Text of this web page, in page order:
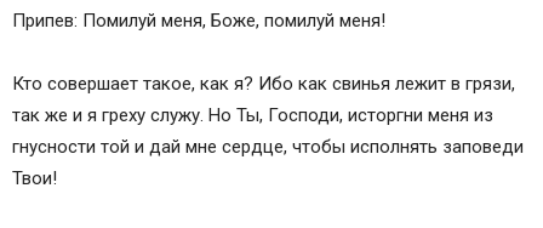
Припев: Помилуй меня, Боже, помилуй меня!
Кто совершает такое, как я? Ибо как свинья лежит в грязи,
так же и я греху служу. Но Ты, Господи, исторгни меня из
гнусности той и дай мне сердце, чтобы исполнять заповеди
Твои!